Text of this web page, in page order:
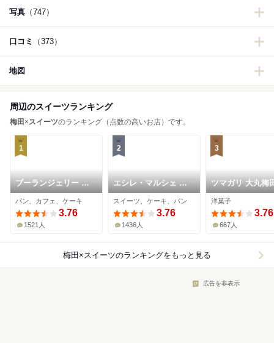
写真 （747）
口コミ （373）
地図
周辺のスイーツランキング
梅田 ×スイーツのランキング（点数の高いお店）です。
1
ブーランジェリー ブ
ルディガラ 大阪店
パン、カフェ、ケーキ
3.76
1521人
2
エシレ・マルシェ オ
ブール
スイーツ、ケーキ、パン
3.76
1436人
3
ツマガリ 大丸梅
洋菓子
3.76
667人
梅田×スイーツのランキングをもっと見る
広告を非表示